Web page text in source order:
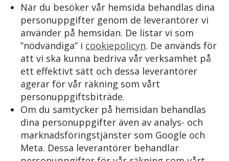
När du besöker vår hemsida behandlas dina
personuppgifter genom de leverantörer vi
använder på hemsidan. De listar vi som
”nödvändiga” i cookiepolicyn. De används för
att vi ska kunna bedriva vår verksamhet på
ett effektivt sätt och dessa leverantörer
agerar för vår räkning som vårt
personuppgiftsbiträde.
Om du samtycker på hemsidan behandlas
dina personuppgifter även av analys- och
marknadsföringstjänster som Google och
Meta. Dessa leverantörer behandlar